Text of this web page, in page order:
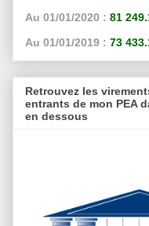
Au 01/01/2020 : 81
Au 01/01/2019 : 73
Retrouvez les
entrants de mon PEA
en dessous